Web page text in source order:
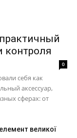
контроля
0
себя как
аксессуар,
сферах: от
великої